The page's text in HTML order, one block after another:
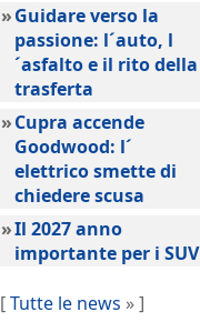
»Guidare verso la
passione: l´auto, l
´asfalto e il rito della
trasferta
»Cupra accende
Goodwood: l´
elettrico smette di
chiedere scusa
»Il 2027 anno
importante per i SUV
[Tutte le news » ]